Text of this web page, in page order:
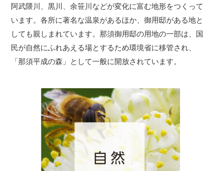
阿武隈川、黒川、余笹川などが変化に富む地形をつくって
います。各所に著名な温泉があるほか、御用邸がある地と
しても親しまれています。那須御用邸の用地の一部は、国
民が自然にふれあえる場とするため環境省に移管され、
「那須平成の森」として一般に開放されています。